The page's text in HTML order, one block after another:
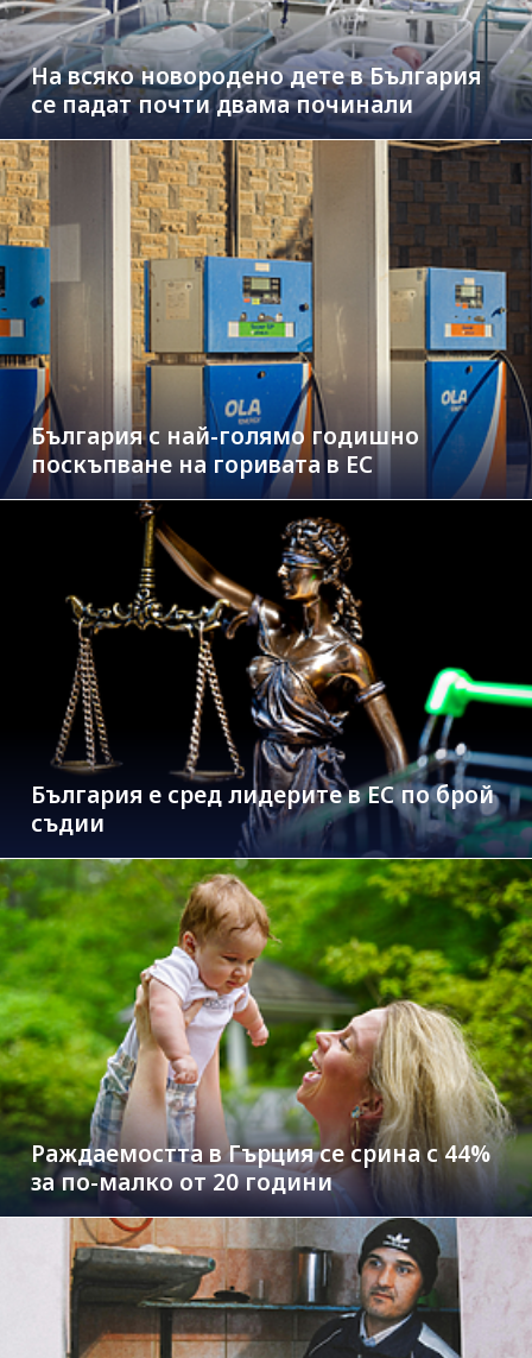
На всяко новородено дете в България
се падат почти двама починали
България с най-голямо годишно
поскъпване на горивата в ЕС
България е сред лидерите в ЕС по брой
съдии
Раждаемостта в Гърция се срина с 44%
за по-малко от 20 години